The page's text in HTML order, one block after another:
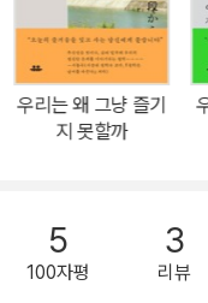
국제적인 명성을 얻기
단을 받아 다른 활동을
부터 많은 저작들을 생산하고 있다. 국내에도 그의
힐 수 없는 공동체, 마주
관한 쉽고 친절한 강의!
유 연극센터에서 여섯
진행된 강연들의 기록이
우리는 왜 그냥 즐기
지 못할까
5
100자평
3
리뷰